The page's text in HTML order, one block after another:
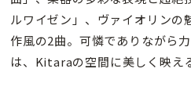
ルワイゼン」、ヴァイオリンの
作風の2曲。可憐でありながら
は、Kitaraの空間に美しく映え